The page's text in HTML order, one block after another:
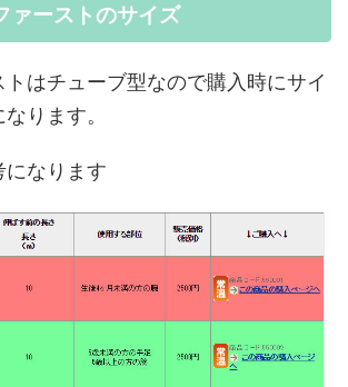
ァーストのサイズ
はチューブ型なので購入時にサイ
ります。
なります